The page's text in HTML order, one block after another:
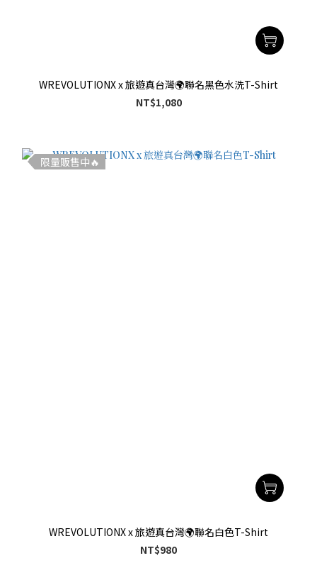
WREVOLUTIONX x 旅遊真台灣🌍聯名黑色水洗T-Shirt
NT$1,080
限量販售中🔥
WREVOLUTIONX x 旅遊真台灣🌍聯名白色T-Shirt
NT$980